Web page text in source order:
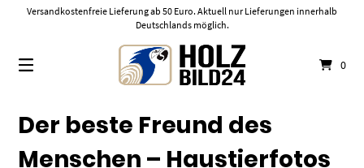
SpringeVersandkostenfreie Lieferung ab 50 Euro. Aktuell nur Lieferungen innerhalb
Deutschlands möglich.
0
Der beste Freund des
Menschen – Haustierfotos